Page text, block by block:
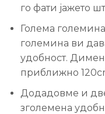
го фати јажето
Голема
големина ви
удобност.
приближно
Додадовме и
зголемена